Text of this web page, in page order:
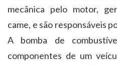
mecânica pelo motor,
came, e são responsáveis
A bomba de
componentes de um